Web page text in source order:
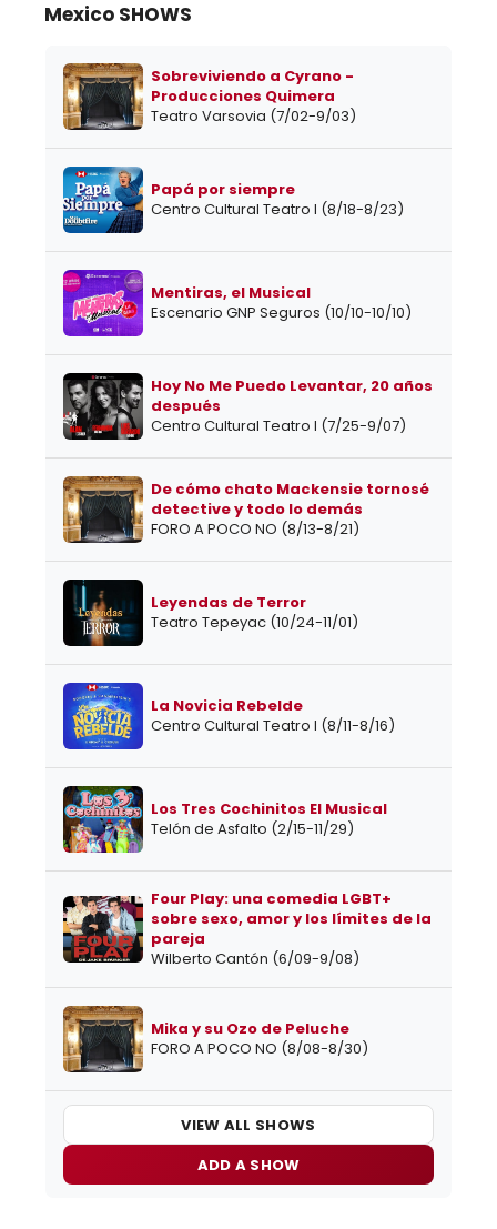
Mexico SHOWS
Sobreviviendo a Cyrano -
Producciones Quimera
Teatro Varsovia (7/02-9/03)
Papá por siempre
Centro Cultural Teatro I (8/18-8/23)
Mentiras, el Musical
Escenario GNP Seguros (10/10-10/10)
Hoy No Me Puedo Levantar, 20 años
después
Centro Cultural Teatro I (7/25-9/07)
De cómo chato Mackensie tornosé
detective y todo lo demás
FORO A POCO NO (8/13-8/21)
Leyendas de Terror
Teatro Tepeyac (10/24-11/01)
La Novicia Rebelde
Centro Cultural Teatro I (8/11-8/16)
Los Tres Cochinitos El Musical
Telón de Asfalto (2/15-11/29)
Four Play: una comedia LGBT+
sobre sexo, amor y los límites de la
pareja
Wilberto Cantón (6/09-9/08)
Mika y su Ozo de Peluche
FORO A POCO NO (8/08-8/30)
VIEW ALL SHOWS
ADD A SHOW